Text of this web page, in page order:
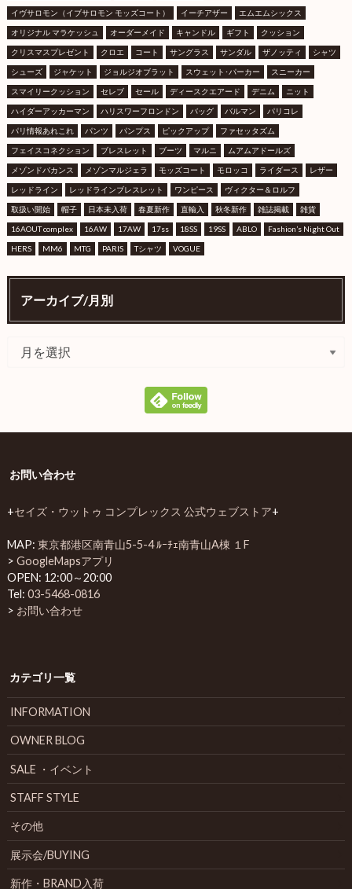
イヴサロモン（イブサロモン モッズコート） イーチアザー エムエムシックス
オリジナル マラケッシュ オーダーメイド キャンドル ギフト クッション
クリスマスプレゼント クロエ コート サングラス サンダル ザノッティ シャツ
シューズ ジャケット ジョルジオブラット スウェット･パーカー スニーカー
スマイリークッション セレブ セール ディースクエアード デニム ニット
ハイダーアッカーマン ハリスワーフロンドン バッグ バルマン パリコレ
パリ情報あれこれ パンツ パンプス ピックアップ ファセッタズム
フェイスコネクション ブレスレット ブーツ マルニ ムアムアドールズ
メゾンドバカンス メゾンマルジェラ モッズコート モロッコ ライダース レザー
レッドライン レッドラインブレスレット ワンピース ヴィクター＆ロルフ
取扱い開始 帽子 日本未入荷 春夏新作 直輸入 秋冬新作 雑誌掲載 雑貨
16AOUT complex 16AW 17AW 17ss 18SS 19SS ABLO Fashion’s Night Out
HERS MM6 MTG PARIS Tシャツ VOGUE
アーカイブ/月別
お問い合わせ
+セイズ・ウットゥ コンプレックス 公式ウェブストア+
MAP: 東京都港区南青山5-5-4 ﾙｰﾁｪ南青山A棟 １F
> GoogleMapsアプリ
OPEN: 12:00～20:00
Tel: 03-5468-0816
> お問い合わせ
カテゴリ一覧
INFORMATION
OWNER BLOG
SALE ・イベント
STAFF STYLE
その他
展示会/BUYING
新作・BRAND入荷